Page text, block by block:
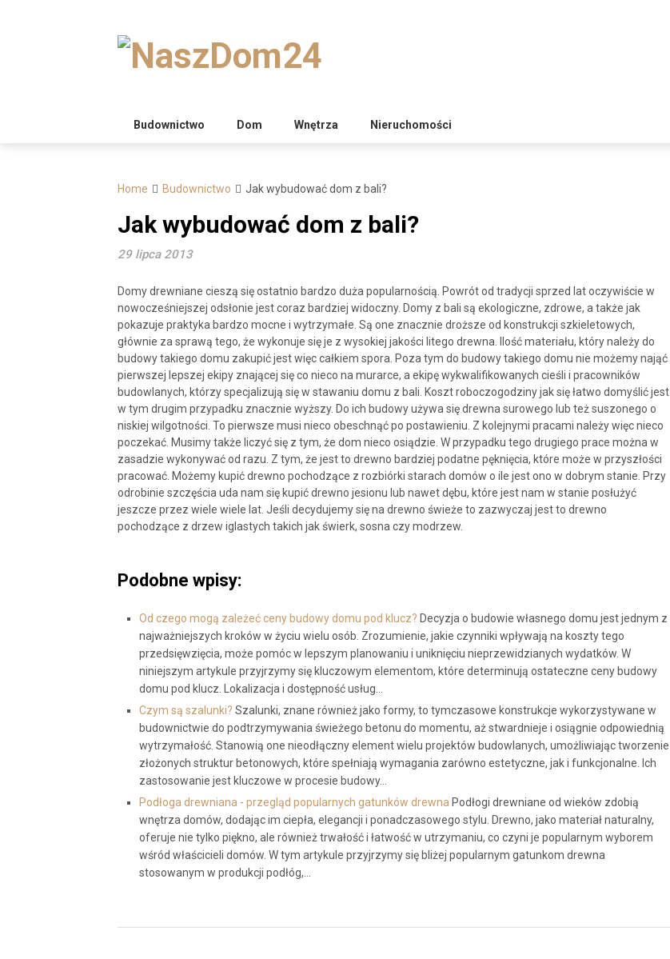
Budownictwo Dom Wnętrza Nieruchomości
Home Budownictwo Jak wybudować dom z bali?
Jak wybudować dom z bali?
29 lipca 2013
Domy drewniane cieszą się ostatnio bardzo duża popularnością. Powrót od tradycji sprzed lat oczywiście w
nowocześniejszej odsłonie jest coraz bardziej widoczny. Domy z bali są ekologiczne, zdrowe, a także jak
pokazuje praktyka bardzo mocne i wytrzymałe. Są one znacznie droższe od konstrukcji szkieletowych,
głównie za sprawą tego, że wykonuje się je z wysokiej jakości litego drewna. Ilość materiału, który należy do
budowy takiego domu zakupić jest więc całkiem spora. Poza tym do budowy takiego domu nie możemy nająć
pierwszej lepszej ekipy znającej się co nieco na murarce, a ekipę wykwalifikowanych cieśli i pracowników
budowlanych, którzy specjalizują się w stawaniu domu z bali. Koszt roboczogodziny jak się łatwo domyślić jest
w tym drugim przypadku znacznie wyższy. Do ich budowy używa się drewna surowego lub też suszonego o
niskiej wilgotności. To pierwsze musi nieco obeschnąć po postawieniu. Z kolejnymi pracami należy więc nieco
poczekać. Musimy także liczyć się z tym, że dom nieco osiądzie. W przypadku tego drugiego prace można w
zasadzie wykonywać od razu. Z tym, że jest to drewno bardziej podatne pęknięcia, które może w przyszłości
pracować. Możemy kupić drewno pochodzące z rozbiórki starach domów o ile jest ono w dobrym stanie. Przy
odrobinie szczęścia uda nam się kupić drewno jesionu lub nawet dębu, które jest nam w stanie posłużyć
jeszcze przez wiele wiele lat. Jeśli decydujemy się na drewno świeże to zazwyczaj jest to drewno
pochodzące z drzew iglastych takich jak świerk, sosna czy modrzew.
Podobne wpisy:
Od czego mogą zależeć ceny budowy domu pod klucz? Decyzja o budowie własnego domu jest jednym z
najważniejszych kroków w życiu wielu osób. Zrozumienie, jakie czynniki wpływają na koszty tego
przedsięwzięcia, może pomóc w lepszym planowaniu i uniknięciu nieprzewidzianych wydatków. W
niniejszym artykule przyjrzymy się kluczowym elementom, które determinują ostateczne ceny budowy
domu pod klucz. Lokalizacja i dostępność usług…
Czym są szalunki? Szalunki, znane również jako formy, to tymczasowe konstrukcje wykorzystywane w
budownictwie do podtrzymywania świeżego betonu do momentu, aż stwardnieje i osiągnie odpowiednią
wytrzymałość. Stanowią one nieodłączny element wielu projektów budowlanych, umożliwiając tworzenie
złożonych struktur betonowych, które spełniają wymagania zarówno estetyczne, jak i funkcjonalne. Ich
zastosowanie jest kluczowe w procesie budowy…
Podłoga drewniana - przegląd popularnych gatunków drewna Podłogi drewniane od wieków zdobią
wnętrza domów, dodając im ciepła, elegancji i ponadczasowego stylu. Drewno, jako materiał naturalny,
oferuje nie tylko piękno, ale również trwałość i łatwość w utrzymaniu, co czyni je popularnym wyborem
wśród właścicieli domów. W tym artykule przyjrzymy się bliżej popularnym gatunkom drewna
stosowanym w produkcji podłóg,…